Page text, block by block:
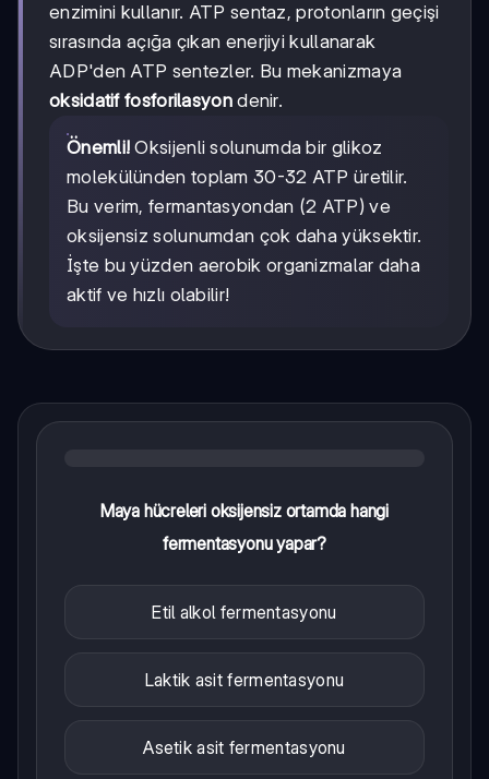
enzimini kullanır. ATP sentaz, protonların geçişi
sırasında açığa çıkan enerjiyi kullanarak
ADP'den ATP sentezler. Bu mekanizmaya
oksidatif fosforilasyondenir.
Önemli! Oksijenli solunumda bir glikoz
molekülünden toplam 30-32 ATP üretilir.
Bu verim, fermantasyondan (2 ATP) ve
oksijensiz solunumdan çok daha yüksektir.
İşte bu yüzden aerobik organizmalar daha
aktif ve hızlı olabilir!
Maya hücreleri oksijensiz ortamda hangi
fermentasyonu yapar?
Etil alkol fermentasyonu
Laktik asit fermentasyonu
Asetik asit fermentasyonu